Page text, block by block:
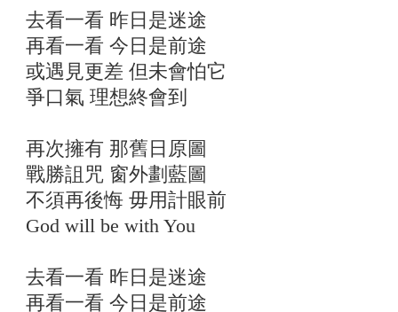
去看一看 昨日是迷途
再看一看 今日是前途
或遇見更差 但未會怕它
爭口氣 理想終會到
再次擁有 那舊日原圖
戰勝詛咒 窗外劃藍圖
不須再後悔 毋用計眼前
God will be with You
去看一看 昨日是迷途
再看一看 今日是前途